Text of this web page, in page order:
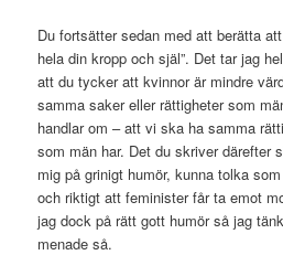
Du fortsätter sedan med att berätta
hela din kropp och själ”. Det tar jag
att du tycker att kvinnor är mindre
samma saker eller rättigheter som
handlar om – att vi ska ha samma
som män har. Det du skriver därefter
mig på grinigt humör, kunna tolka
och riktigt att feminister får ta emot
jag dock på rätt gott humör så jag
menade så.